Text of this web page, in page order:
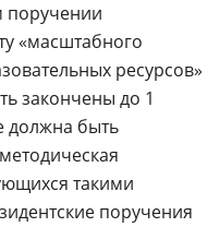
поручении
«масштабного
ресурсов»
закончены до 1
должна быть
такими
поручения